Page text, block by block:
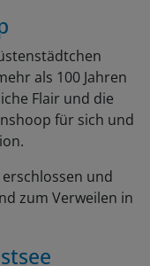
als 100 Jahren
Flair und die
für sich und
und
zum Verweilen in